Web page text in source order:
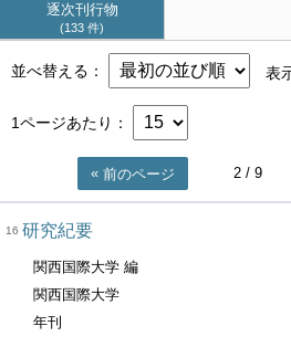
逐次刊行物
133 件
並べ替える 表
1ページあたり
前のページ 2 / 9
16 研究紀要
関西国際大学 編
関西国際大学
年刊